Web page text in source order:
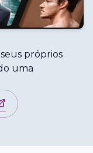
próprios
uma